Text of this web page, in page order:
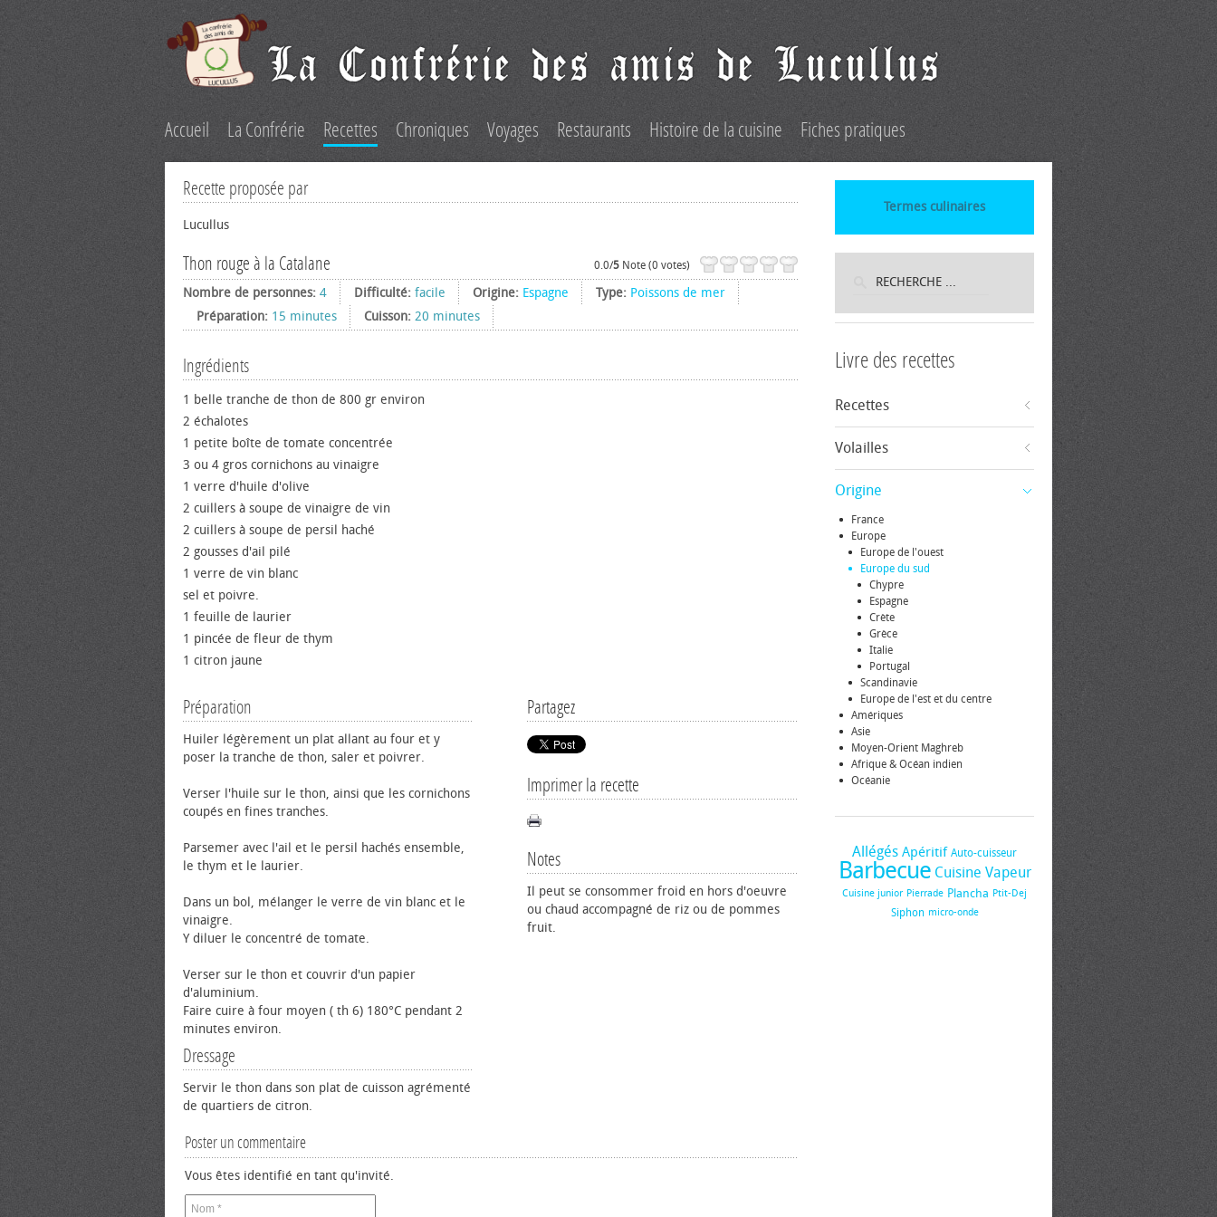
Accueil La Confrérie Recettes Chroniques Voyages Restaurants Histoire de la cuisine Fiches pratiques
Recette proposée par
Lucullus
Thon rouge à la Catalane 0.0/5 Note (0 votes)
Nombre de personnes: 4 Difficulté: facile Origine: Espagne Type: Poissons de mer
Préparation: 15 minutes Cuisson: 20 minutes
Ingrédients
1 belle tranche de thon de 800 gr environ
2 échalotes
1 petite boîte de tomate concentrée
3 ou 4 gros cornichons au vinaigre
1 verre d'huile d'olive
2 cuillers à soupe de vinaigre de vin
2 cuillers à soupe de persil haché
2 gousses d'ail pilé
1 verre de vin blanc
sel et poivre.
1 feuille de laurier
1 pincée de fleur de thym
1 citron jaune
Partagez
Imprimer la recette
Notes
Il peut se consommer froid en hors d'oeuvre
ou chaud accompagné de riz ou de pommes
fruit.
Préparation
Huiler légèrement un plat allant au four et y
poser la tranche de thon, saler et poivrer.
Verser l'huile sur le thon, ainsi que les cornichons
coupés en fines tranches.
Parsemer avec l'ail et le persil hachés ensemble,
le thym et le laurier.
Dans un bol, mélanger le verre de vin blanc et le
vinaigre.
Y diluer le concentré de tomate.
Verser sur le thon et couvrir d'un papier
d'aluminium.
Faire cuire à four moyen ( th 6) 180°C pendant 2
minutes environ.
Dressage
Servir le thon dans son plat de cuisson agrémenté
de quartiers de citron.
Poster un commentaire
Vous êtes identifié en tant qu'invité.
Termes culinaires
Livre des recettes
Recettes
Volailles
Origine
France
Europe
Europe de l'ouest
Europe du sud
Chypre
Espagne
Crète
Grèce
Italie
Portugal
Scandinavie
Europe de l'est et du centre
Amériques
Asie
Moyen-Orient Maghreb
Afrique & Océan indien
Océanie
Allégés Apéritif Auto-cuisseur
Barbecue Cuisine Vapeur
Cuisine junior Pierrade Plancha Ptit-Dej
Siphon micro-onde